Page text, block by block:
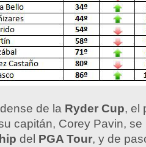
de la Ryder Cup, el
capitán, Corey Pavin,
del PGA Tour, y de